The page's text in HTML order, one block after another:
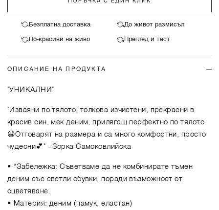
Безплатна доставка До живот размисъл
По-красиви на живо Преглед и тест
ОПИСАНИЕ НА ПРОДУКТА
"УНИКАЛНИ"
"Изваяни по тялото, толкова изчистени, прекрасни в
красив син, мек деним, прилягащ перфектно по тялото
😀Отговарят на размера и са много комфортни, просто
чудесни💕" - Зорка Самоковлийска
• *Забележка: Съветваме да не комбинирате тъмен
деним със светли обувки, поради възможност от
оцветяване.
• Материя: деним (памук, еластан)